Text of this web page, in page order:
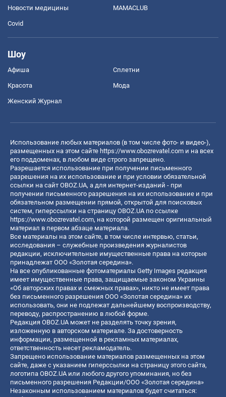
Новости медицины MAMACLUB
Covid
Шоу
Афиша Сплетни
Красота Мода
Женский Журнал
Использование любых материалов (в том числе фото- и видео-),
размещенных на этом сайте https://www.obozrevatel.com и на всех
его поддоменах, в любом виде строго запрещено.
Разрешается использование при получении письменного
разрешения на их использование и при условии обязательной
ссылки на сайт OBOZ.UA, а для интернет-изданий - при
получении письменного разрешения на их использование и при
обязательном размещении прямой, открытой для поисковых
систем, гиперссылки на страницу OBOZ.UA по ссылке
https://www.obozrevatel.com, на которой размещен оригинальный
материал в первом абзаце материала.
Все материалы на этом сайте, в том числе интервью, статьи,
исследования – служебные произведения журналистов
редакции, исключительные имущественные права на которые
принадлежат ООО «Золотая середина».
На все опубликованные фотоматериалы Getty Images редакция
имеет имущественные права, защищаемые законом Украины
«Об авторских правах и смежных правах», никто не имеет права
без письменного разрешения ООО «Золотая середина» их
использовать, они не подлежат дальнейшему воспроизводству,
переводу, распространению в любой форме.
Редакция OBOZ.UA может не разделять точку зрения,
изложенную в авторском материале. За достоверность
информации, размещенной в рекламных материалах,
ответственность несет рекламодатель.
Запрещено использование материалов размещенных на этом
сайте, даже с указанием гиперссылки на страницу этого сайта,
логотипа OBOZ.UA или любого другого упоминания, но без
письменного разрешения Редакции/ООО «Золотая середина»
Незаконным использованием материалов будет считаться: